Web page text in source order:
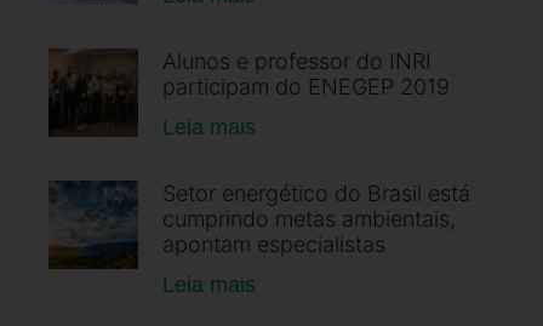
Alunos e professor do INRI
participam do ENEGEP 2019
Leia mais
Setor energético do Brasil está
cumprindo metas ambientais,
apontam especialistas
Leia mais